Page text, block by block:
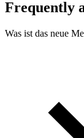
Frequently
Was ist das neue